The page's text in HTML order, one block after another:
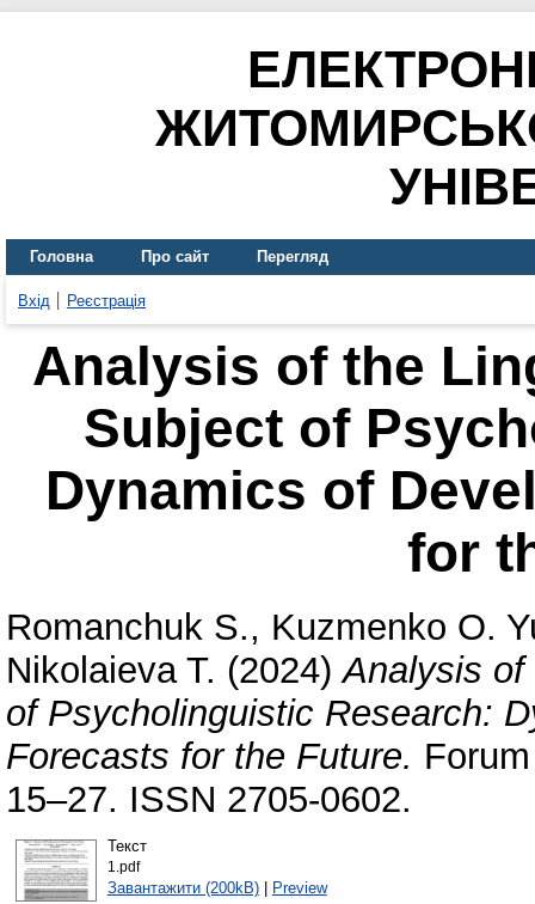
Головна Про сайт Перегляд
Вхід Реєстрація
Analysis of the
Subject of
Dynamics of
for
Romanchuk S., Kuzmenko O.
Nikolaieva T. (2024)Analysis
of Psycholinguistic Research:
Forecasts for the Future.
15–27. ISSN 2705-0602.
Текст
1.pdf
Завантажити (200kB)| Preview